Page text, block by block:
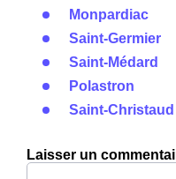
Monpardiac
Saint-Germier
Saint-Médard
Polastron
Saint-Christaud
Laisser un